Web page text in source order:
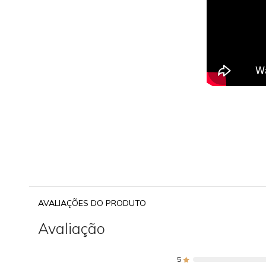
AVALIAÇÕES DO PRODUTO
Avaliação
5